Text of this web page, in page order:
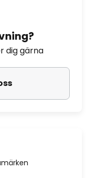
dig gärna